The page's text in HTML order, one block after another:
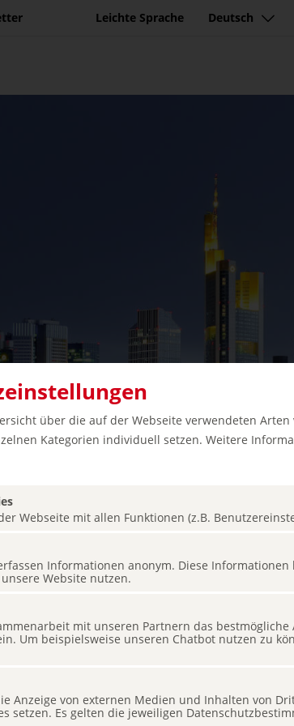
über die auf der Webseite verwendeten Arten
Kategorien individuell setzen. Weitere
Webseite mit allen Funktionen (z.B.
Informationen anonym. Diese
Website nutzen.
mit unseren Partnern das
Um beispielsweise unseren Chatbot nutzen zu
Anzeige von externen Medien und Inhalten von
setzen. Es gelten die jeweiligen
Leichte Sprache Deutsch